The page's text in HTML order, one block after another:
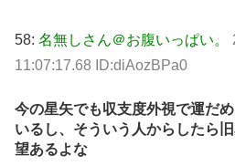
58: 名無しさん＠お腹いっぱい。
11:07:17.68 ID:diAozBPa0
今の星矢でも収支度外視で運だ
いるし、そういう人からしたら
望あるよな